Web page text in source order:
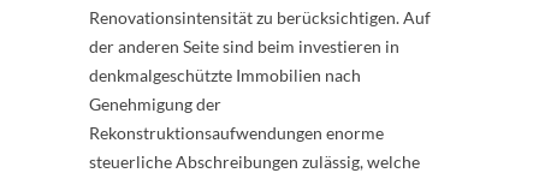
Renovationsintensität zu berücksichtigen. Auf
der anderen Seite sind beim investieren in
denkmalgeschützte Immobilien nach
Genehmigung der
Rekonstruktionsaufwendungen enorme
steuerliche Abschreibungen zulässig, welche